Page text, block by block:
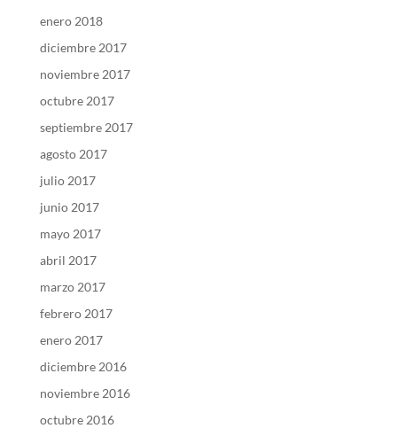
enero 2018
diciembre 2017
noviembre 2017
octubre 2017
septiembre 2017
agosto 2017
julio 2017
junio 2017
mayo 2017
abril 2017
marzo 2017
febrero 2017
enero 2017
diciembre 2016
noviembre 2016
octubre 2016